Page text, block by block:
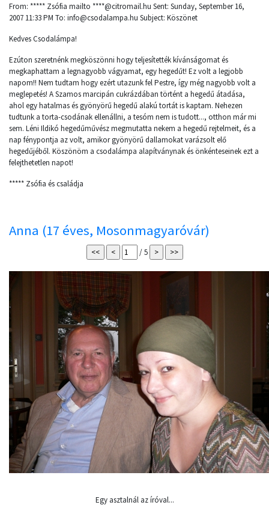
From: ***** Zsófia mailto ****@citromail.hu Sent: Sunday, September 16,
2007 11:33 PM To: info@csodalampa.hu Subject: Köszönet
Kedves Csodalámpa!
Ezúton szeretnénk megköszönni hogy teljesítették kívánságomat és
megkaphattam a legnagyobb vágyamat, egy hegedűt! Ez volt a legjobb
napom!! Nem tudtam hogy ezért utazunk fel Pestre, így még nagyobb volt a
meglepetés! A Szamos marcipán cukrázdában történt a hegedű átadása,
ahol egy hatalmas és gyönyörű hegedű alakú tortát is kaptam. Nehezen
tudtunk a torta-csodának ellenállni, a tesóm nem is tudott..., otthon már mi
sem. Léni Ildikó hegedűművész megmutatta nekem a hegedű rejtelmeit, és a
nap fénypontja az volt, amikor gyönyörű dallamokat varázsolt elő
hegedűjéből. Köszönöm a csodalámpa alapítványnak és önkénteseinek ezt a
felejthetetlen napot!
***** Zsófia és családja
Anna (17 éves, Mosonmagyaróvár)
/ 5
Egy asztalnál az íróval...